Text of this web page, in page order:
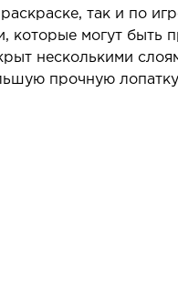
так и по
которые могут быть
несколькими
прочную